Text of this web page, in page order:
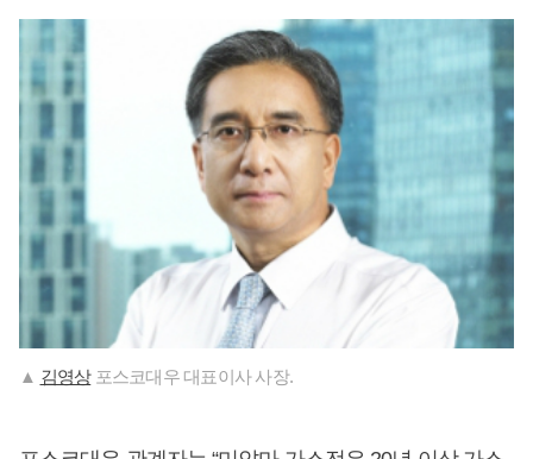
▲ 김영상포스코대우 대표이사 사장.